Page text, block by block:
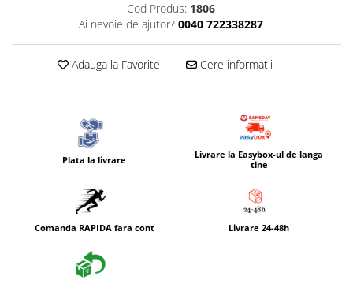
Cod Produs: 1806
Ai nevoie de ajutor? 0040 722338287
Adauga la Favorite Cere informatii
Plata la livrare
Livrare la Easybox-ul de langa
tine
Comanda RAPIDA fara cont Livrare 24-48h